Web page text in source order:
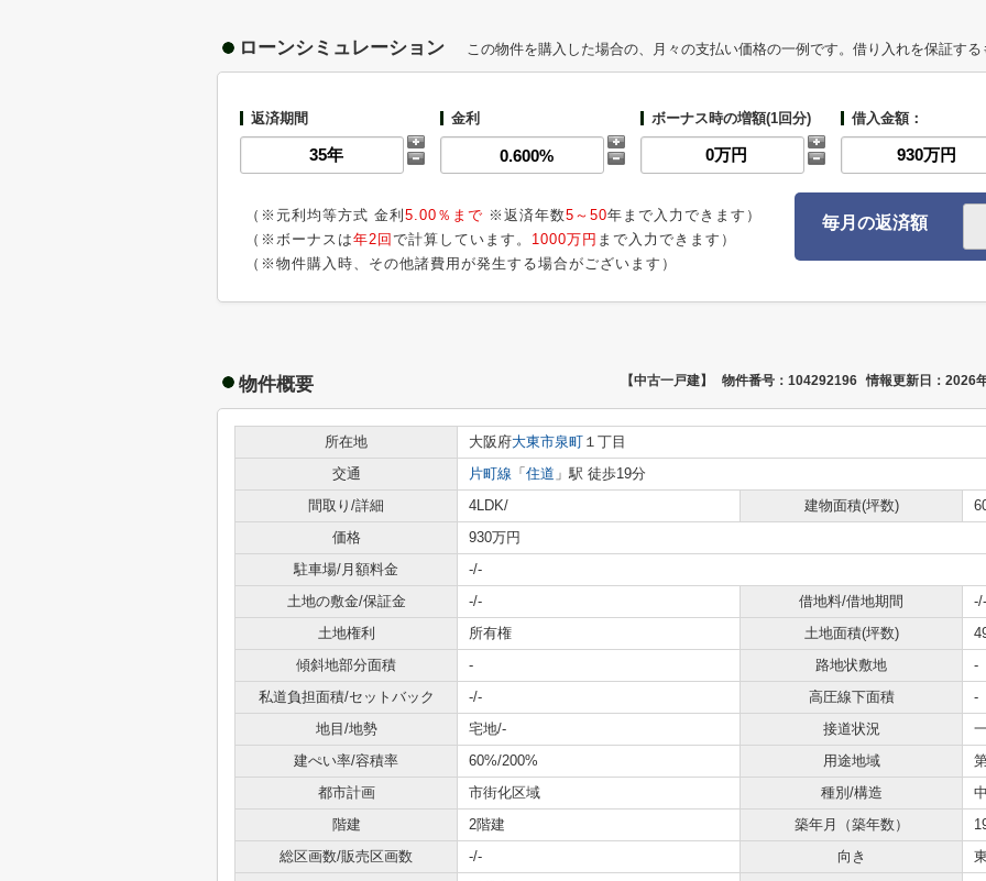
ローンシミュレーション この物件を購入した場合の、月々の支払い価格の一例です。借り入れを保証す
返済期間 金利 ボーナス時の増額(1回分) 借入金額：
（※元利均等方式 金利 5.00％まで ※返済年数5～50年まで入力できます）
（※ボーナスは年2回 で計算しています。 1000万円 まで入力できます）
（※物件購入時、その他諸費用が発生する場合がございます）
毎月の返済額
物件概要 【中古一戸建】 物件番号：104292196 情報更新日：2026
所在地 大阪府大東市泉町 １丁目
交通
片町線 「 住道 」駅 徒歩19分
間取り/詳細
4LDK/ 建物面積(坪数)
価格
930万円
駐車場/月額料金
-/-
土地の敷金/保証金
-/- 借地料/借地期間
-/-
土地権利
所有権 土地面積(坪数)
傾斜地部分面積
- 路地状敷地
-
私道負担面積/セットバック
-/- 高圧線下面積
-
地目/地勢
宅地/- 接道状況
建ぺい率/容積率
60%/200% 用途地域
都市計画
市街化区域 種別/構造
階建
2階建 築年月（築年数）
総区画数/販売区画数
-/- 向き